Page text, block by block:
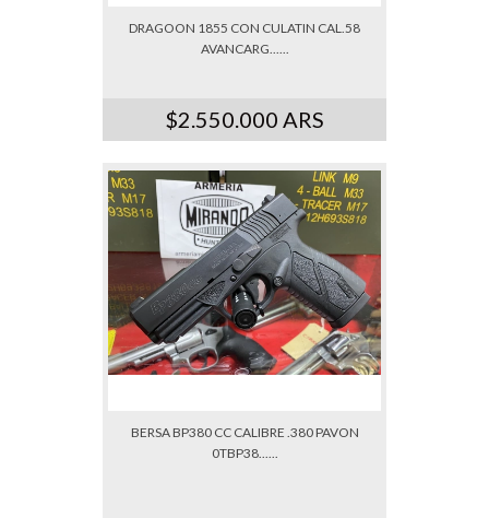
DRAGOON 1855 CON CULATIN CAL.58
AVANCARG......
$2.550.000 ARS
BERSA BP380 CC CALIBRE .380 PAVON
0TBP38......